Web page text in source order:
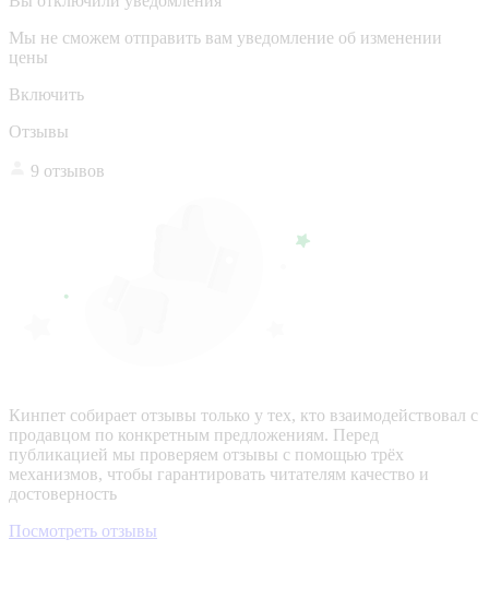
Мы не сможем отправить вам уведомление об изменении
цены
Включить
Отзывы
9 отзывов
Кинпет собирает отзывы только у тех, кто взаимодействовал с
продавцом по конкретным предложениям. Перед
публикацией мы проверяем отзывы с помощью трёх
механизмов, чтобы гарантировать читателям качество и
достоверность
Посмотреть отзывы